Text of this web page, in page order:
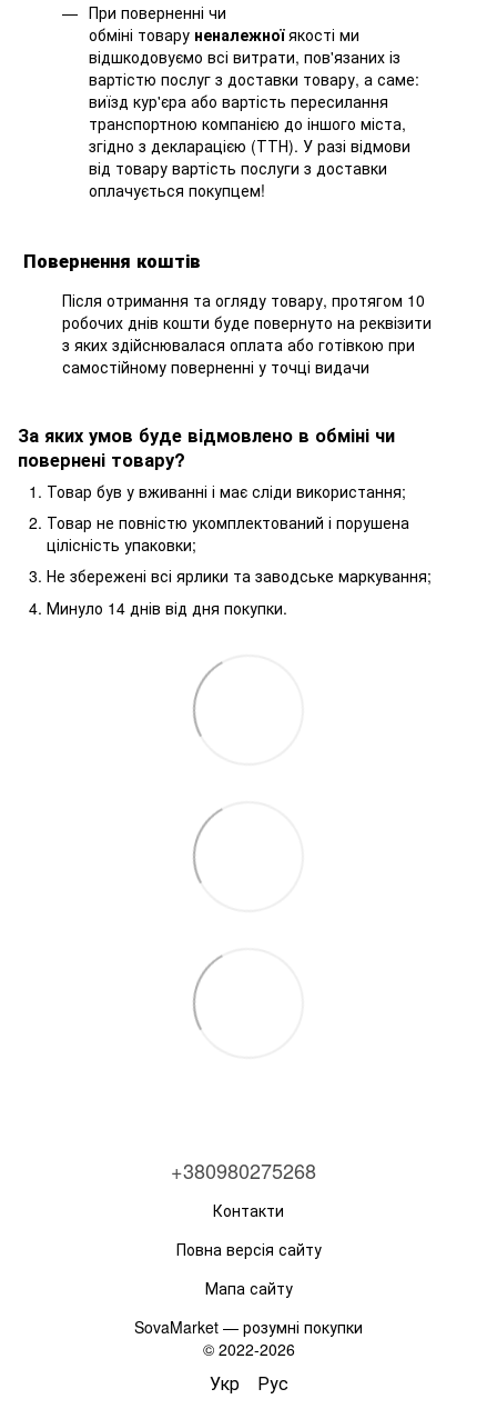
При поверненні чи
обміні товару неналежноїякості ми
відшкодовуємо всі витрати, пов'язаних із
вартістю послуг з доставки товару, а саме:
виїзд кур'єра або вартість пересилання
транспортною компанією до іншого міста,
згідно з декларацією (ТТН). У разі відмови
від товару вартість послуги з доставки
оплачується покупцем!
Повернення коштів
Після отримання та огляду товару, протягом 10
робочих днів кошти буде повернуто на реквізити
з яких здійснювалася оплата або готівкою при
самостійному поверненні у точці видачи
За яких умов буде відмовлено в обміні чи
повернені товару?
Товар був у вживанні і має сліди використання;
Товар не повністю укомплектований і порушена
цілісність упаковки;
Не збережені всі ярлики та заводське маркування;
Минуло 14 днів від дня покупки.
+380980275268
Контакти
Повна версія сайту
Мапа сайту
SovaMarket — розумні покупки
© 2022-2026
Укр Рус